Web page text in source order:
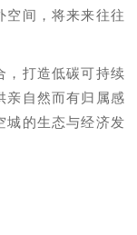
空间，将来来往往
，打造低碳可持续
亲自然而有归属感
城的生态与经济发